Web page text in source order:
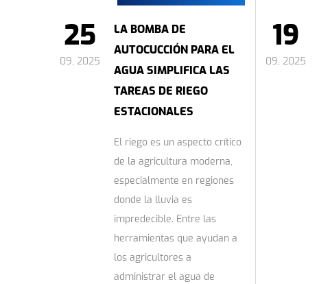
25
09, 2025
LA BOMBA DE
AUTOCUCCIÓN PARA EL
AGUA SIMPLIFICA LAS
TAREAS DE RIEGO
ESTACIONALES
El riego es un aspecto crítico
de la agricultura moderna,
especialmente en regiones
donde la lluvia es
impredecible. Entre las
herramientas que ayudan a
los agricultores a
administrar el agua de
19
09, 2025